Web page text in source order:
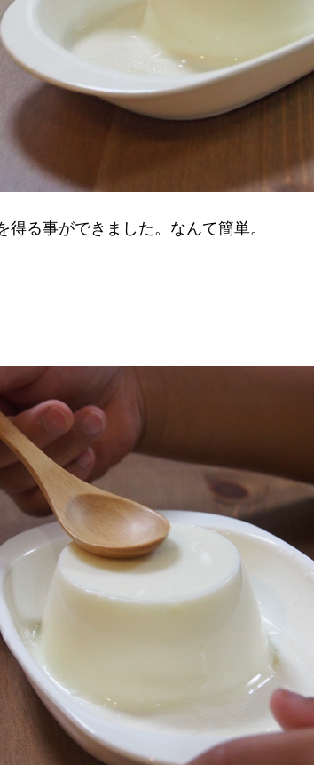
る事ができました。なんて簡単。